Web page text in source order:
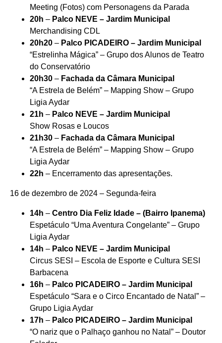
Meeting (Fotos) com Personagens da Parada
20h – Palco NEVE – Jardim Municipal
Merchandising CDL
20h20 – Palco PICADEIRO – Jardim Municipal
“Estrelinha Mágica” – Grupo dos Alunos de Teatro
do Conservatório
20h30 – Fachada da Câmara Municipal
“A Estrela de Belém” – Mapping Show – Grupo
Ligia Aydar
21h – Palco NEVE – Jardim Municipal
Show Rosas e Loucos
21h30 – Fachada da Câmara Municipal
“A Estrela de Belém” – Mapping Show – Grupo
Ligia Aydar
22h – Encerramento das apresentações.
16 de dezembro de 2024 – Segunda-feira
14h – Centro Dia Feliz Idade – (Bairro Ipanema)
Espetáculo “Uma Aventura Congelante” – Grupo
Ligia Aydar
14h – Palco NEVE – Jardim Municipal
Circus SESI – Escola de Esporte e Cultura SESI
Barbacena
16h – Palco PICADEIRO – Jardim Municipal
Espetáculo “Sara e o Circo Encantado de Natal” –
Grupo Ligia Aydar
17h – Palco PICADEIRO – Jardim Municipal
“O nariz que o Palhaço ganhou no Natal” – Doutor